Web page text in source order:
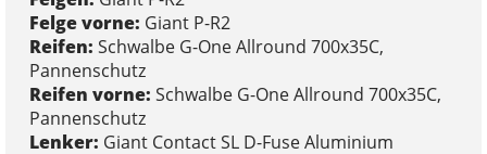
Felge vorne: Giant P-R2
Reifen: Schwalbe G-One Allround 700x35C,
Pannenschutz
Reifen vorne: Schwalbe G-One Allround 700x35C,
Pannenschutz
Lenker: Giant Contact SL D-Fuse Aluminium